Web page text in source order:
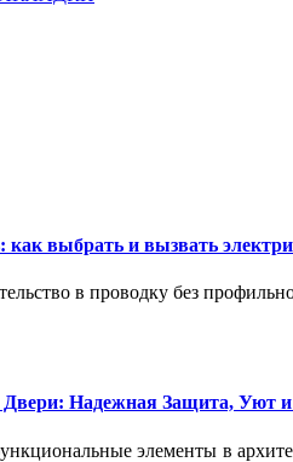
как выбрать и вызвать
в проводку без
Надежная Защита, Уют и
элементы в